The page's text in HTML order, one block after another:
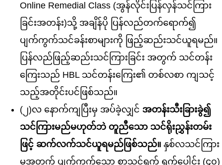
Online Remedial Class (အွန်လိုင်းပြန်လှန်သင်ကြား
ခြင်းအတန်း)သို့ အချိန်ပို ပြန်လည်တက်ရောက်၍
ပျက်ကွက်သင်ခန်းစာများကို ဖြည့်ဆည်းသင်ယူရမည်။
ပြန်လည်ဖြည့်ဆည်းသင်ကြားခြင်း အတွက် သင်တန်း
ကြေးသည် HBL သင်တန်းကြေး၏ တစ်လစာ ကျသင့်
သည့်အတိုင်းပင်ဖြစ်သည်။
(၂)လ နောက်ကျပြီးမှ အပ်ခဲ့လျှင် အတန်းသီးခြားခွဲ၍
သင်ကြားမည်မဟုတ်ဘဲ တူညီသော သင်ရိုးညွှန်းတမ်း
ဖြင့် ဆက်လက်သင်ယူရမည်ဖြစ်သည်။ နှစ်လသင်ကြား
မှုအတွက် ပျက်ကွက်သော စာသင်ရက် ရက်ပေါင်း (၄၀)